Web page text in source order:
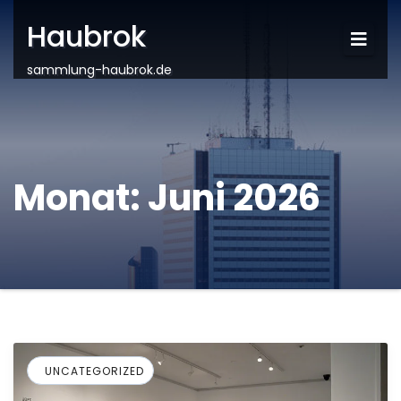
Haubrok
sammlung-haubrok.de
Monat:Juni 2026
UNCATEGORIZED